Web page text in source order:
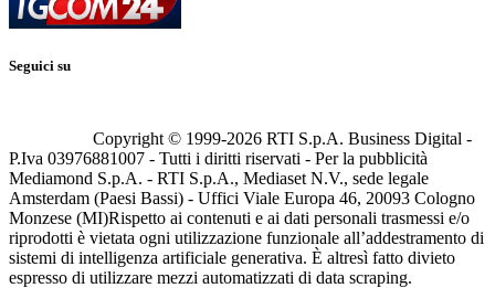
Seguici su
Copyright © 1999-2026 RTI S.p.A. Business Digital -
P.Iva 03976881007 - Tutti i diritti riservati - Per la pubblicità
Mediamond S.p.A. - RTI S.p.A., Mediaset N.V., sede legale
Amsterdam (Paesi Bassi) - Uffici Viale Europa 46, 20093 Cologno
Monzese (MI)Rispetto ai contenuti e ai dati personali trasmessi e/o
riprodotti è vietata ogni utilizzazione funzionale all’addestramento di
sistemi di intelligenza artificiale generativa. È altresì fatto divieto
espresso di utilizzare mezzi automatizzati di data scraping.